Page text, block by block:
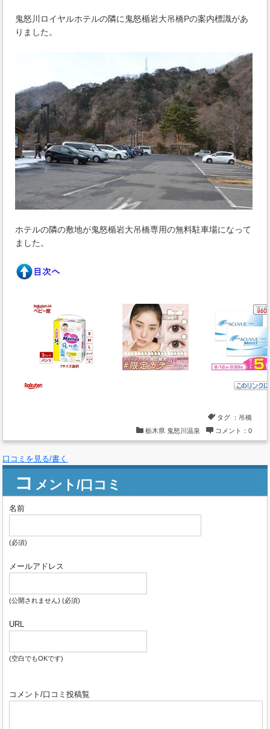
鬼怒川ロイヤルホテルの隣に鬼怒楯岩大吊橋Pの案内標識があ
りました。
ホテルの隣の敷地が鬼怒楯岩大吊橋専用の無料駐車場になって
ました。
タグ ： 吊橋
栃木県 鬼怒川温泉 コメント：0
口コミを見る/書く
コメント/口コミ
名前
(必須)
メールアドレス
(公開されません) (必須)
URL
(空白でもOKです)
コメント/口コミ投稿覧